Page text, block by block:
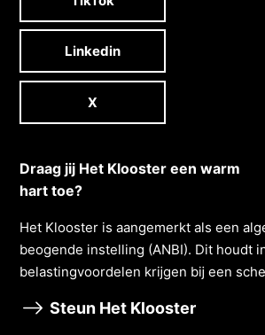
Linkedin
X
Draag jij Het Klooster een warm
hart toe?
Het Klooster is aangemerkt als een
beogende instelling (ANBI). Dit houdt
belastingvoordelen krĳgen bĳ een
Steun Het Klooster